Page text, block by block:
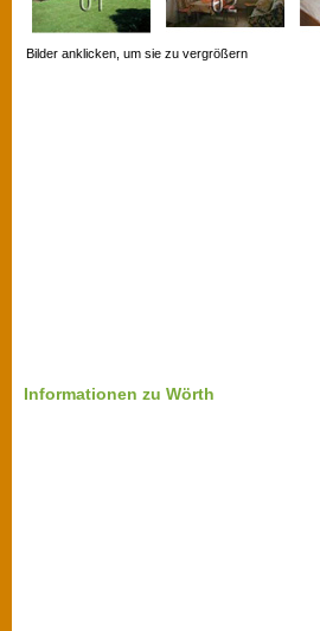
Bilder anklicken, um sie zu vergrößern
Informationen zu Wörth